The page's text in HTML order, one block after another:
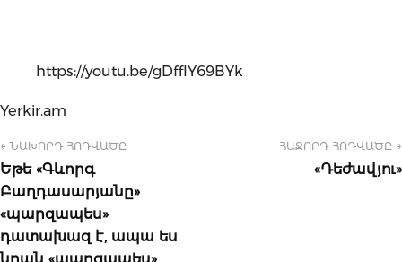
https://youtu.be/gDffIY69BYk
Yerkir.am
← ՆԱԽՈՐԴ ՀՈԴՎԱԾԸ
Եթե «Գևորգ
Բաղդասարյանը»
«պարզապես»
դատախազ է, ապա ես
ՀԱՋՈՐԴ ՀՈԴՎԱԾԸ →
«Դեժավյու»